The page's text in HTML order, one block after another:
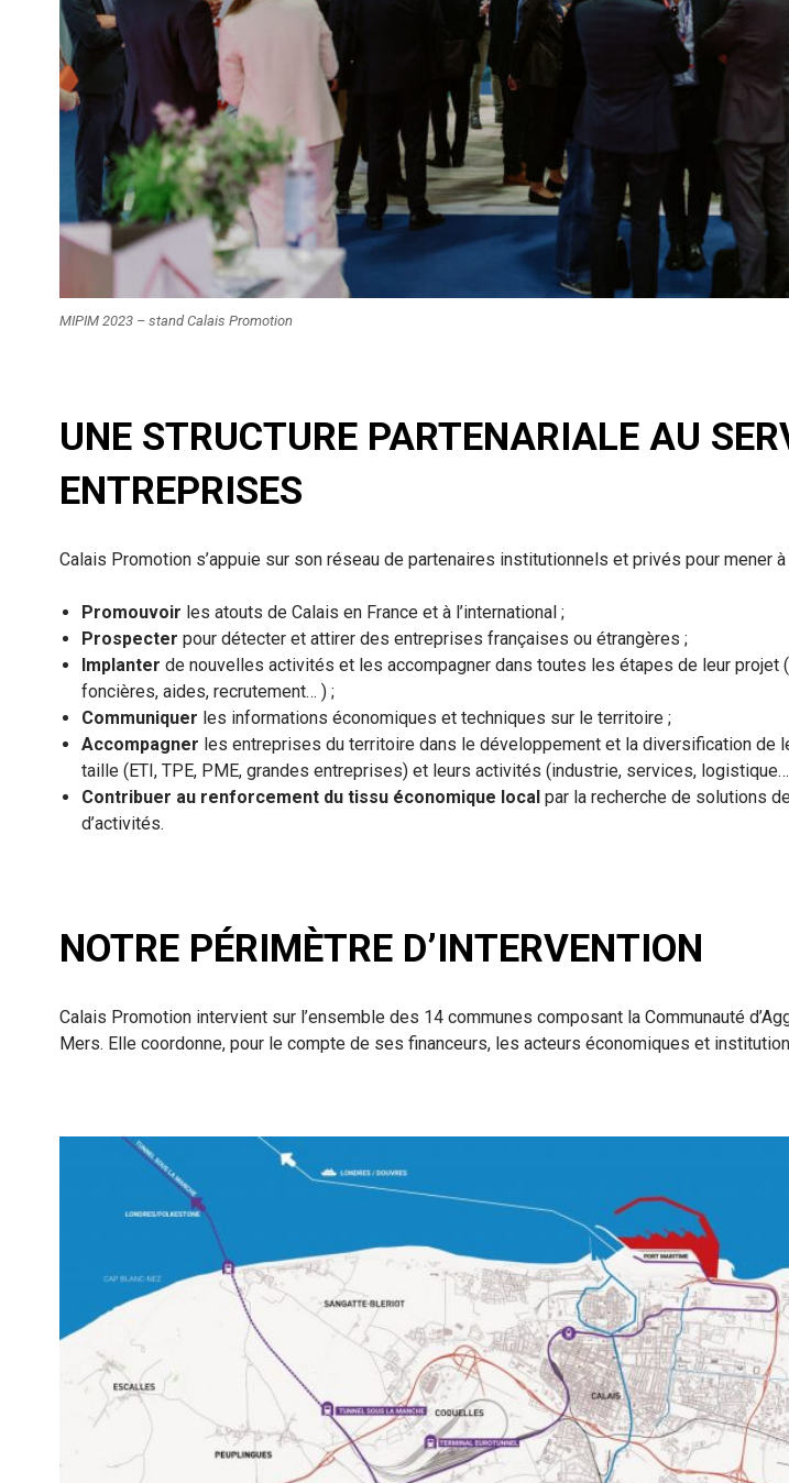
MIPIM 2023 – stand Calais Promotion
UNE STRUCTURE PARTENARIALE AU
ENTREPRISES
Calais Promotion s’appuie sur son réseau de partenaires institutionnels et privés pour mener
Promouvoir les atouts de Calais en France et à l’international ;
Prospecter pour détecter et attirer des entreprises françaises ou étrangères ;
Implanter de nouvelles activités et les accompagner dans toutes les étapes de leur
foncières, aides, recrutement… ) ;
Communiquer les informations économiques et techniques sur le territoire ;
Accompagner les entreprises du territoire dans le développement et la diversification de
taille (ETI, TPE, PME, grandes entreprises) et leurs activités (industrie, services,
Contribuer au renforcement du tissu économique local par la recherche de solutions
d’activités.
NOTRE PÉRIMÈTRE D’INTERVENTION
Calais Promotion intervient sur l’ensemble des 14 communes composant la Communauté
Mers. Elle coordonne, pour le compte de ses financeurs, les acteurs économiques et